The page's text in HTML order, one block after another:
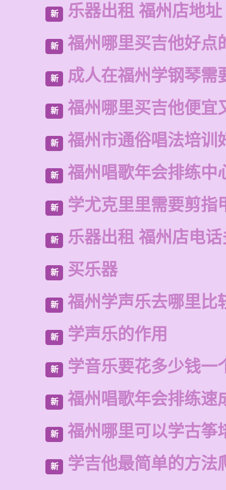
新 乐器出租 福州店地址
新 福州哪里买吉他好点
新 成人在福州学钢琴需
新 福州哪里买吉他便宜
新 福州市通俗唱法培训
新 福州唱歌年会排练中
新 学尤克里里需要剪指
新 乐器出租 福州店电
新 买乐器
新 福州学声乐去哪里比
新 学声乐的作用
新 学音乐要花多少钱一
新 福州唱歌年会排练速
新 福州哪里可以学古筝
新 学吉他最简单的方法